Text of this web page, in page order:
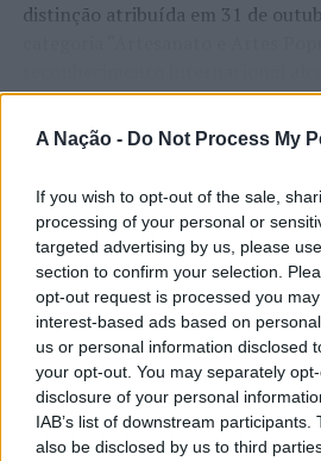
A Nação - Do Not Process My
If you wish to opt-out of the sale,
processing of your personal or
targeted advertising by us, please
section to confirm your selection.
opt-out request is processed you
interest-based ads based on
us or personal information disclosed
your opt-out. You may separately
disclosure of your personal
IAB’s list of downstream
also be disclosed by us to third
distinção atribuída em 31 de
“valor patrimonial, artístico e
de Castelo Branco”, uma das
emblemáticas da cultura
da identidade albicastrense.
Ao longo de dois dias,
internacionais, investigadores,
institucionais, organismos
ensino superior e cidades
Cidades Criativas da UNESCO”
públicas, inovação,
internacionalização, cooperação
preservação dos saberes
ATUALIDADE
Covilhã: Especialista
investimento
valorização
motores do
Interior